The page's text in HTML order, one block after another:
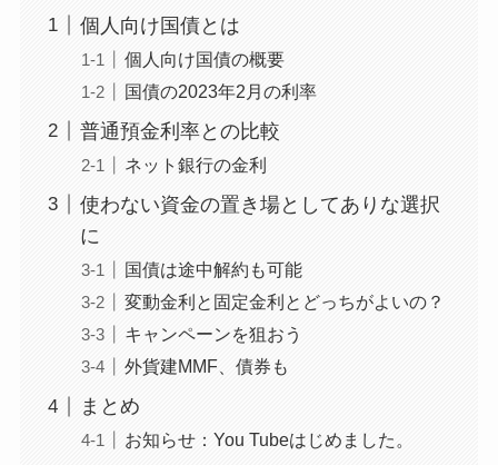
個人向け国債とは
個人向け国債の概要
国債の2023年2月の利率
普通預金利率との比較
ネット銀行の金利
使わない資金の置き場としてありな選択
に
国債は途中解約も可能
変動金利と固定金利とどっちがよいの？
キャンペーンを狙おう
外貨建MMF、債券も
まとめ
お知らせ：You Tubeはじめました。